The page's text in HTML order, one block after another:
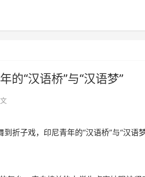
的“汉语桥”与“汉语梦”
子戏，印尼青年的“汉语桥”与“汉语